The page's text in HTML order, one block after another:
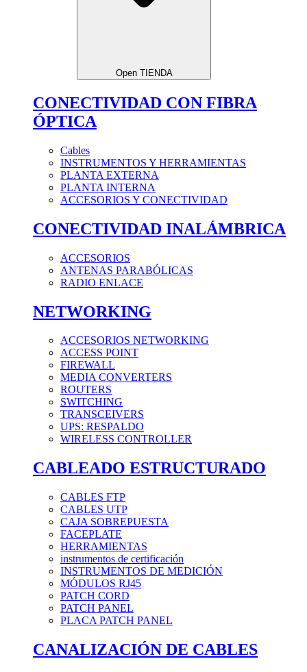
Open TIENDA
CONECTIVIDAD CON FIBRA
ÓPTICA
Cables
INSTRUMENTOS Y HERRAMIENTAS
PLANTA EXTERNA
PLANTA INTERNA
ACCESORIOS Y CONECTIVIDAD
CONECTIVIDAD INALÁMBRICA
ACCESORIOS
ANTENAS PARABÓLICAS
RADIO ENLACE
NETWORKING
ACCESORIOS NETWORKING
ACCESS POINT
FIREWALL
MEDIA CONVERTERS
ROUTERS
SWITCHING
TRANSCEIVERS
UPS: RESPALDO
WIRELESS CONTROLLER
CABLEADO ESTRUCTURADO
CABLES FTP
CABLES UTP
CAJA SOBREPUESTA
FACEPLATE
HERRAMIENTAS
instrumentos de certificación
INSTRUMENTOS DE MEDICIÓN
MÓDULOS RJ45
PATCH CORD
PATCH PANEL
PLACA PATCH PANEL
CANALIZACIÓN DE CABLES